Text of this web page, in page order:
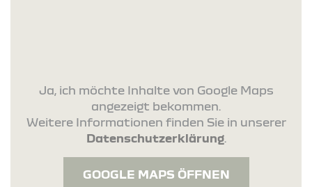
Ja, ich möchte Inhalte von Google Maps
angezeigt bekommen.
Weitere Informationen finden Sie in unserer
Datenschutzerklärung.
GOOGLE MAPS ÖFFNEN